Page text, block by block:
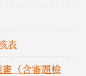
表
（含審題檢